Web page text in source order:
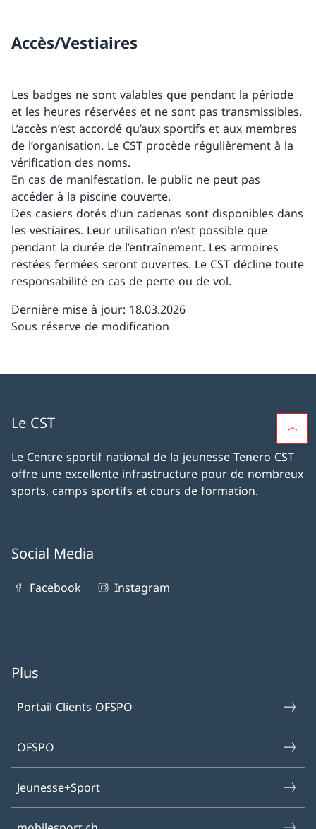
Accès/Vestiaires
Les badges ne sont valables que pendant la période
et les heures réservées et ne sont pas transmissibles.
L’accès n’est accordé qu’aux sportifs et aux membres
de l’organisation. Le CST procède régulièrement à la
vérification des noms.
En cas de manifestation, le public ne peut pas
accéder à la piscine couverte.
Des casiers dotés d’un cadenas sont disponibles dans
les vestiaires. Leur utilisation n’est possible que
pendant la durée de l’entraînement. Les armoires
restées fermées seront ouvertes. Le CST décline toute
responsabilité en cas de perte ou de vol.
Dernière mise à jour: 18.03.2026
Sous réserve de modification
Le CST
Le Centre sportif national de la jeunesse Tenero CST
offre une excellente infrastructure pour de nombreux
sports, camps sportifs et cours de formation.
Social Media
Facebook Instagram
Plus
Portail Clients OFSPO
OFSPO
Jeunesse+Sport